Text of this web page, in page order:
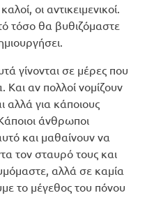
οι αντικειμενικοί.
τόσο θα βυθιζόμαστε
γίνονται σε μέρες που
αν πολλοί νομίζουν
αλλά για κάποιους
άνθρωποι
και μαθαίνουν να
τον σταυρό τους και
αλλά σε καμία
το μέγεθος του πόνου